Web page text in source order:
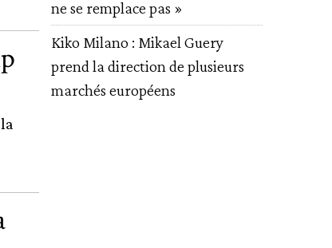
ne se remplace pas »
Kiko Milano : Mikael Guery
prend la direction de plusieurs
marchés européens